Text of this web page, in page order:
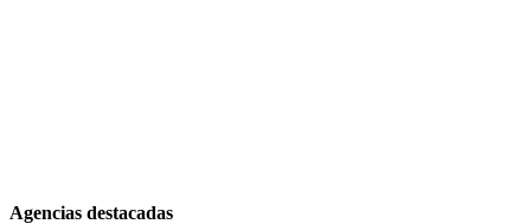
Agencias destacadas